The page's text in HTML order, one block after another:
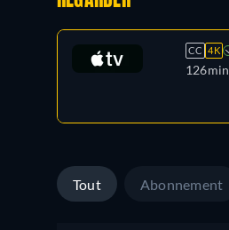
CC 4K
126min
Tout Abonnement